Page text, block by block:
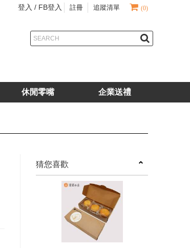
(0)
登入 / FB登入 註冊 追蹤清單
休閒零嘴 企業送禮
猜您喜歡